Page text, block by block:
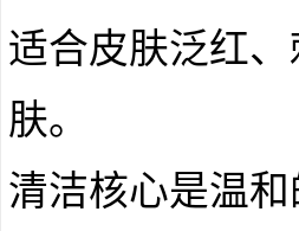
适合皮肤泛红
肤。
清洁核心是温